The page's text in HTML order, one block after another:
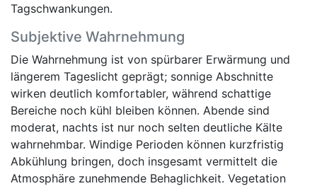
Tagschwankungen.
Subjektive Wahrnehmung
Die Wahrnehmung ist von spürbarer Erwärmung und
längerem Tageslicht geprägt; sonnige Abschnitte
wirken deutlich komfortabler, während schattige
Bereiche noch kühl bleiben können. Abende sind
moderat, nachts ist nur noch selten deutliche Kälte
wahrnehmbar. Windige Perioden können kurzfristig
Abkühlung bringen, doch insgesamt vermittelt die
Atmosphäre zunehmende Behaglichkeit. Vegetation